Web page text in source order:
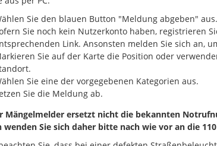
Sie den blauen Button "Meldung abgeben" aus.
Sie noch kein Nutzerkonto haben, registrieren
Link. Ansonsten melden Sie sich an,
Sie auf der Karte die Position oder
Sie eine der vorgegebenen Kategorien aus.
Sie die Meldung ab.
Mängelmelder ersetzt nicht die bekannten
wenden Sie sich daher bitte nach wie vor an die